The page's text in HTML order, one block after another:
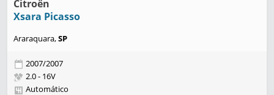
Citroën
Xsara Picasso
Araraquara,SP
2007/2007
2.0 - 16V
Automático